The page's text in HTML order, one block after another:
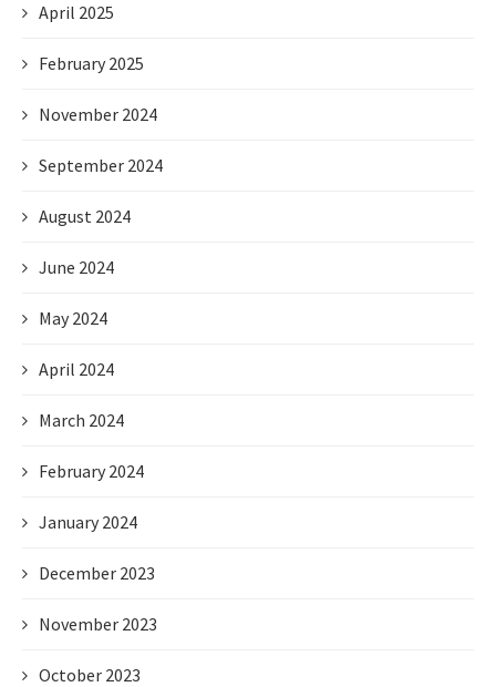
April 2025
February 2025
November 2024
September 2024
August 2024
June 2024
May 2024
April 2024
March 2024
February 2024
January 2024
December 2023
November 2023
October 2023